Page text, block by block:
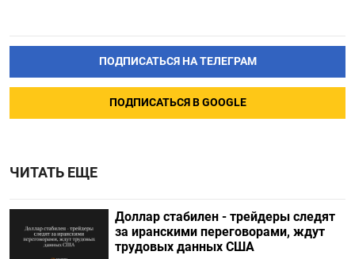
ПОДПИСАТЬСЯ НА ТЕЛЕГРАМ
ПОДПИСАТЬСЯ В GOOGLE
ЧИТАТЬ ЕЩЕ
Доллар стабилен - трейдеры следят
за иранскими переговорами, ждут
трудовых данных США